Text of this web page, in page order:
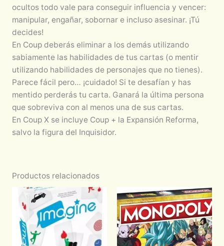
ocultos todo vale para conseguir influencia y vencer:
manipular, engañar, sobornar e incluso asesinar. ¡Tú
decides!
En Coup deberás eliminar a los demás utilizando
sabiamente las habilidades de tus cartas (o mentir
utilizando habilidades de personajes que no tienes).
Parece fácil pero… ¡cuidado! Si te desafían y has
mentido perderás tu carta. Ganará la última persona
que sobreviva con al menos una de sus cartas.
En Coup X se incluye Coup + la Expansión Reforma,
salvo la figura del Inquisidor.
Productos relacionados